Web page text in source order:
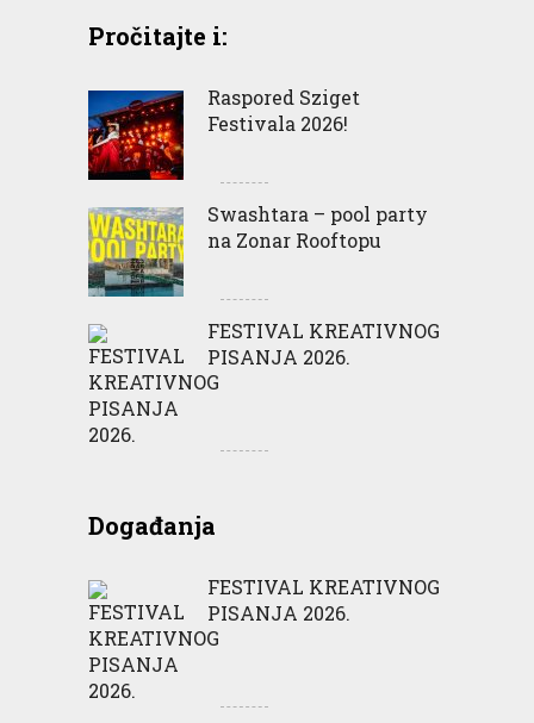
Pročitajte i:
Raspored Sziget
Festivala 2026!
Swashtara – pool party
na Zonar Rooftopu
FESTIVAL KREATIVNOG
PISANJA 2026.
Događanja
FESTIVAL KREATIVNOG
PISANJA 2026.